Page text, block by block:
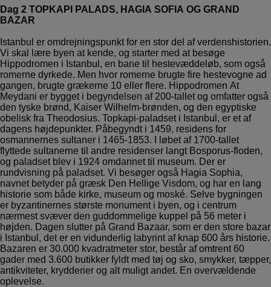
Dag 2 TOPKAPI PALADS, HAGIA SOFIA OG GRAND
BAZAR
Istanbul er omdrejningspunkt for en stor del af verdenshistorien.
Vi skal lære byen at kende, og starter med at besøge
Hippodromen i Istanbul, en bane til hestevæddeløb, som også
romerne dyrkede. Men hvor romerne brugte fire hestevogne ad
gangen, brugte grækerne 10 eller flere. Hippodromen At
Meydani er bygget i begyndelsen af 200-tallet og omfatter også
den tyske brønd, Kaiser Wilhelm-brønden, og den egyptiske
obelisk fra Theodosius. Topkapi-paladset i Istanbul, er et af
dagens højdepunkter. Påbegyndt i 1459, residens for
osmannernes sultaner i 1465-1853. I løbet af 1700-tallet
flyttede sultanerne til andre residenser langt Bosporus-floden,
og paladset blev i 1924 omdannet til museum. Der er
rundvisning på paladset. Vi besøger også Hagia Sophia,
navnet betyder på græsk Den Hellige Visdom, og har en lang
historie som både kirke, museum og moské. Selve bygningen
er byzantinernes største monument i byen, og i centrum
nærmest svæver den guddommelige kuppel på 56 meter i
højden. Dagen slutter på Grand Bazaar, som er den store bazar
i Istanbul, det er en vidunderlig labyrint af knap 600 års historie.
Bazaren er 30.000 kvadratmeter stor, består af omtrent 60
gader med 3.600 butikker fyldt med tøj og sko, smykker, tæpper,
antikviteter, krydderier og alt muligt andet. En overvældende
oplevelse.